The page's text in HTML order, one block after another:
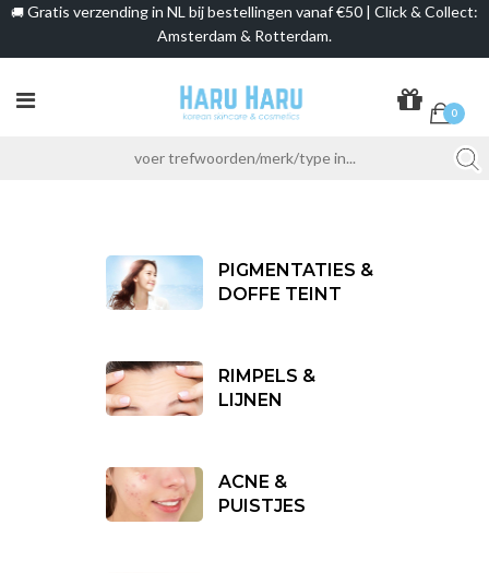
🚚 Gratis verzending in NL bij bestellingen vanaf €50 | Click & Collect:
Amsterdam & Rotterdam.
0
PIGMENTATIES &
DOFFE TEINT
RIMPELS &
LIJNEN
ACNE &
PUISTJES